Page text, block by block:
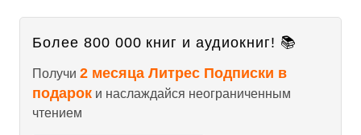
Более 800 000 книг и аудиокниг! 📚
Получи 2 месяца Литрес Подписки в
подарок и наслаждайся неограниченным
чтением